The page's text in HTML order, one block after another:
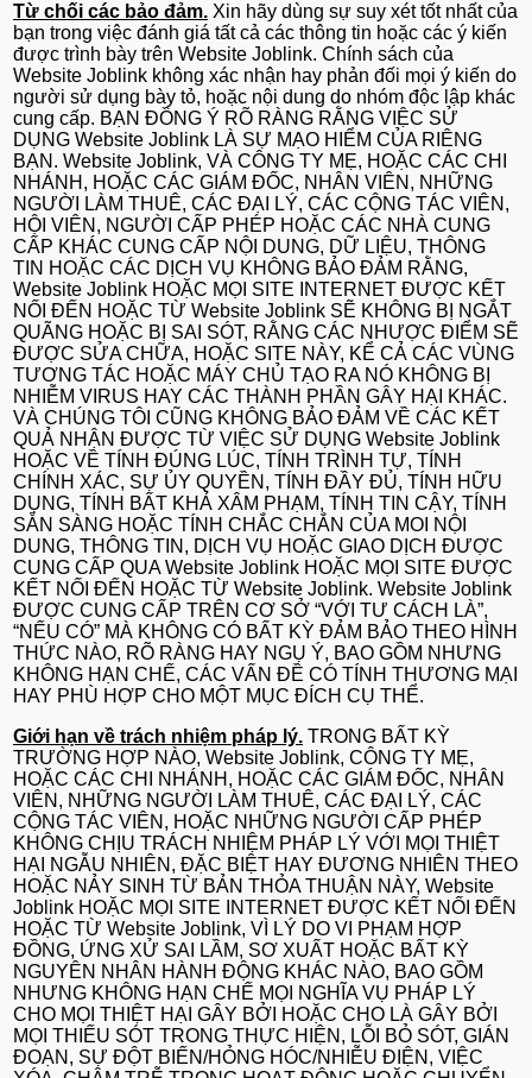
Từ chối các bảo đảm. Xin hãy dùng sự suy xét tốt nhất của
bạn trong việc đánh giá tất cả các thông tin hoặc các ý kiến
được trình bày trên Website Joblink. Chính sách của
Website Joblink không xác nhận hay phản đối mọi ý kiến do
người sử dụng bày tỏ, hoặc nội dung do nhóm độc lập khác
cung cấp. BẠN ĐỒNG Ý RÕ RÀNG RẰNG VIỆC SỬ
DỤNG Website Joblink LÀ SỰ MẠO HIỂM CỦA RIÊNG
BẠN. Website Joblink, VÀ CÔNG TY MẸ, HOẶC CÁC CHI
NHÁNH, HOẶC CÁC GIÁM ĐỐC, NHÂN VIÊN, NHỮNG
NGƯỜI LÀM THUÊ, CÁC ĐẠI LÝ, CÁC CỘNG TÁC VIÊN,
HỘI VIÊN, NGƯỜI CẤP PHÉP HOẶC CÁC NHÀ CUNG
CẤP KHÁC CUNG CẤP NỘI DUNG, DỮ LIỆU, THÔNG
TIN HOẶC CÁC DỊCH VỤ KHÔNG BẢO ĐẢM RẰNG,
Website Joblink HOẶC MỌI SITE INTERNET ĐƯỢC KẾT
NỐI ĐẾN HOẶC TỪ Website Joblink SẼ KHÔNG BỊ NGẮT
QUÃNG HOẶC BỊ SAI SÓT, RẰNG CÁC NHƯỢC ĐIỂM SẼ
ĐƯỢC SỬA CHỮA, HOẶC SITE NÀY, KỂ CẢ CÁC VÙNG
TƯƠNG TÁC HOẶC MÁY CHỦ TẠO RA NÓ KHÔNG BỊ
NHIỄM VIRUS HAY CÁC THÀNH PHẦN GÂY HẠI KHÁC.
VÀ CHÚNG TÔI CŨNG KHÔNG BẢO ĐẢM VỀ CÁC KẾT
QUẢ NHẬN ĐƯỢC TỪ VIỆC SỬ DỤNG Website Joblink
HOẶC VỀ TÍNH ĐÚNG LÚC, TÍNH TRÌNH TỰ, TÍNH
CHÍNH XÁC, SỰ ỦY QUYỀN, TÍNH ĐẦY ĐỦ, TÍNH HỮU
DỤNG, TÍNH BẤT KHẢ XÂM PHẠM, TÍNH TIN CẬY, TÍNH
SẴN SÀNG HOẶC TÍNH CHẮC CHẮN CỦA MOI NỘI
DUNG, THÔNG TIN, DỊCH VỤ HOẶC GIAO DỊCH ĐƯỢC
CUNG CẤP QUA Website Joblink HOẶC MỌI SITE ĐƯỢC
KẾT NỐI ĐẾN HOẶC TỪ Website Joblink. Website Joblink
ĐƯỢC CUNG CẤP TRÊN CƠ SỞ “VỚI TƯ CÁCH LÀ”,
“NẾU CÓ” MÀ KHÔNG CÓ BẤT KỲ ĐẢM BẢO THEO HÌNH
THỨC NÀO, RÕ RÀNG HAY NGỤ Ý, BAO GỒM NHƯNG
KHÔNG HẠN CHẾ, CÁC VẤN ĐỀ CÓ TÍNH THƯƠNG MẠI
HAY PHÙ HỢP CHO MỘT MỤC ĐÍCH CỤ THỂ.
Giới hạn về trách nhiệm pháp lý. TRONG BẤT KỲ
TRƯỜNG HỢP NÀO, Website Joblink, CÔNG TY MẸ,
HOẶC CÁC CHI NHÁNH, HOẶC CÁC GIÁM ĐỐC, NHÂN
VIÊN, NHỮNG NGƯỜI LÀM THUÊ, CÁC ĐẠI LÝ, CÁC
CỘNG TÁC VIÊN, HOẶC NHỮNG NGƯỜI CẤP PHÉP
KHÔNG CHỊU TRÁCH NHIỆM PHÁP LÝ VỚI MỌI THIỆT
HẠI NGẪU NHIÊN, ĐẶC BIỆT HAY ĐƯƠNG NHIÊN THEO
HOẶC NẢY SINH TỪ BẢN THỎA THUẬN NÀY, Website
Joblink HOẶC MỌI SITE INTERNET ĐƯỢC KẾT NỐI ĐẾN
HOẶC TỪ Website Joblink, VÌ LÝ DO VI PHẠM HỢP
ĐỒNG, ỨNG XỬ SAI LẦM, SƠ XUẤT HOẶC BẤT KỲ
NGUYÊN NHÂN HÀNH ĐỘNG KHÁC NÀO, BAO GỒM
NHƯNG KHÔNG HẠN CHẾ MỌI NGHĨA VỤ PHÁP LÝ
CHO MỌI THIỆT HẠI GÂY BỞI HOẶC CHO LÀ GÂY BỞI
MỌI THIẾU SÓT TRONG THỰC HIỆN, LỖI BỎ SÓT, GIÁN
ĐOẠN, SỰ ĐỘT BIẾN/HỎNG HÓC/NHIỄU ĐIỆN, VIỆC